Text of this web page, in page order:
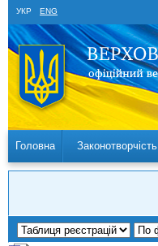
УКР ENG
Головна Законотворчість